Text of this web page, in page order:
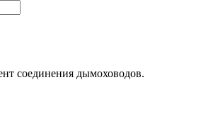
соединения дымоховодов.